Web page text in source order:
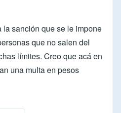
la sanción que se le impone
que no salen del
límites. Creo que acá en
una multa en pesos